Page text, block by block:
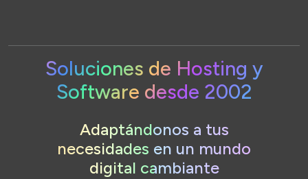
Soluciones de Hosting y
Software desde 2002
Adaptándonos a tus
necesidades en un mundo
digital cambiante